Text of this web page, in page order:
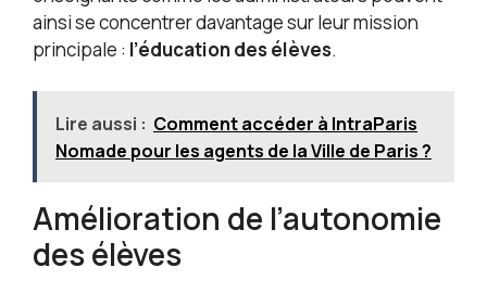
ainsi se concentrer davantage sur leur mission
principale : l’éducation des élèves.
Lire aussi : Comment accéder à IntraParis
Nomade pour les agents de la Ville de Paris ?
Amélioration de l’autonomie
des élèves